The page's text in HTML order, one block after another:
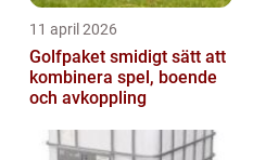
11 april 2026
Golfpaket smidigt sätt att
kombinera spel, boende
och avkoppling